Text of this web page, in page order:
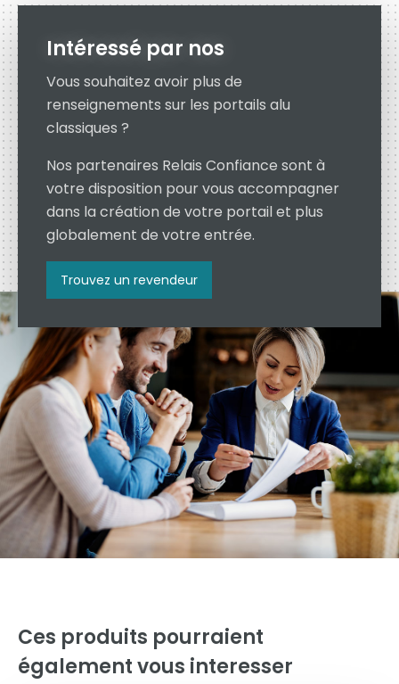
Intéressé par nos
Vous souhaitez avoir plus de
renseignements sur les portails alu
classiques ?
Nos partenaires Relais Confiance sont à
votre disposition pour vous accompagner
dans la création de votre portail et plus
globalement de votre entrée.
Trouvez un revendeur
Ces produits pourraient
également vous interesser